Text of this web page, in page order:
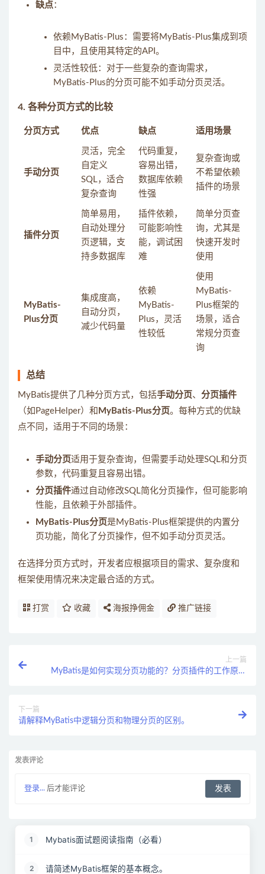
缺点：
依赖MyBatis-Plus：需要将MyBatis-Plus集成到项
目中，且使用其特定的API。
灵活性较低：对于一些复杂的查询需求，
MyBatis-Plus的分页可能不如手动分页灵活。
4. 各种分页方式的比较
分页方式 优点 缺点 适用场景
手动分页
灵活，完全
自定义
SQL，适合
复杂查询
代码重复，
容易出错，
数据库依赖
性强
复杂查询或
不希望依赖
插件的场景
插件分页
简单易用，
自动处理分
页逻辑，支
持多数据库
插件依赖，
可能影响性
能，调试困
难
简单分页查
询，尤其是
快速开发时
使用
MyBatis-
Plus分页
集成度高，
自动分页，
减少代码量
依赖
MyBatis-
Plus，灵活
性较低
使用
MyBatis-
Plus框架的
场景，适合
常规分页查
询
总结
MyBatis提供了几种分页方式，包括手动分页、 分页插件
（如PageHelper）和 MyBatis-Plus分页。每种方式的优缺
点不同，适用于不同的场景：
手动分页适用于复杂查询，但需要手动处理SQL和分页
参数，代码重复且容易出错。
分页插件通过自动修改SQL简化分页操作，但可能影响
性能，且依赖于外部插件。
MyBatis-Plus分页是MyBatis-Plus框架提供的内置分
页功能，简化了分页操作，但不如手动分页灵活。
在选择分页方式时，开发者应根据项目的需求、复杂度和
框架使用情况来决定最合适的方式。
打赏 收藏 海报挣佣金 推广链接
上一篇
MyBatis是如何实现分页功能的？分页插件的工作原理
下一篇
请解释MyBatis中逻辑分页和物理分页的区别。
发表评论
登录... 后才能评论
1 Mybatis面试题阅读指南（必看）
2 请简述MyBatis框架的基本概念。